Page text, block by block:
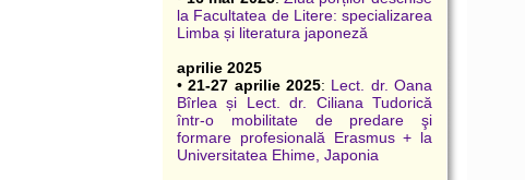
la Facultatea de Litere: specializarea
Limba și literatura japoneză
aprilie 2025
•21-27 aprilie 2025: Lect. dr. Oana
Bîrlea și Lect. dr. Ciliana Tudorică
într-o mobilitate de predare şi
formare profesională Erasmus + la
Universitatea Ehime, Japonia